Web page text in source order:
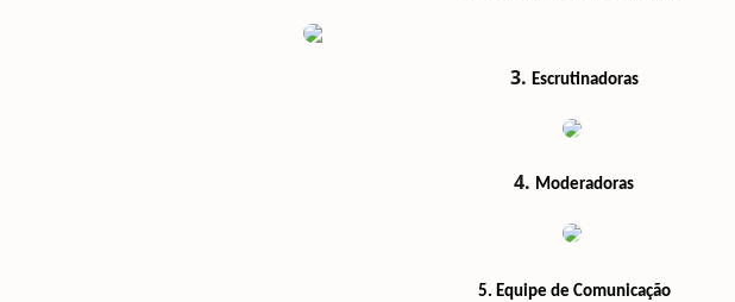
3. Escrutinadoras
4. Moderadoras
5. Equipe de Comunicação